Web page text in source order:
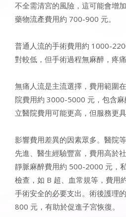
不全需清宮的風險，這可能會增
藥物流產費用約 700-900 元。​
普通人流的手術費用約 1000-
對較低，但手術過程無麻醉，疼痛
無痛人流是主流選擇，費用範圍
院費用約 3000-5000 元，包含
立醫院費用可能更高，但服務更具
影響費用差異的因素眾多。醫院
先進、醫生經驗豐富，費用高於
靜脈麻醉費用約 500-2000 元，
檢查，如 B 超、血常規等，費用
手術安全的必要支出。術後護理
800 元，有助於促進子宮恢復。